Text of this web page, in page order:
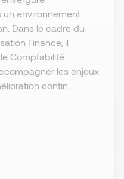
un environnement
Dans le cadre du
Finance, il
Comptabilité
les enjeux
contin...